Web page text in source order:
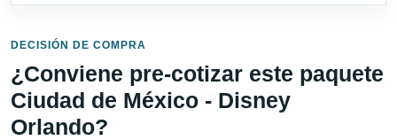
DECISIÓN DE COMPRA
¿Conviene pre-cotizar este paquete
Ciudad de México - Disney
Orlando?